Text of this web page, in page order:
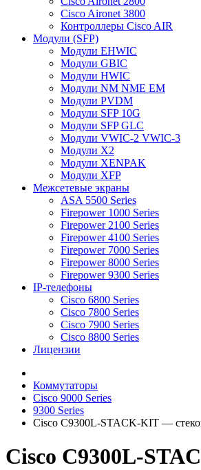
Cisco Aironet 3800
Контроллеры Cisco AIR
Модули (SFP)
Модули EHWIC
Модули GBIC
Модули HWIC
Модули NM NME EM
Модули PVDM
Модули SFP 10G
Модули SFP GLC
Модули VWIC-2 VWIC-3
Модули X2
Модули XENPAK
Модули XFP
Межсетевые экраны
ASA 5500 Series
Firepower 1000 Series
Firepower 2100 Series
Firepower 4100 Series
Firepower 7000 Series
Firepower 8000 Series
Firepower 9300 Series
IP-телефоны
Cisco 6800 Series
Cisco 7800 Series
Cisco 7900 Series
Cisco 8800 Series
Лицензии
Коммутаторы
Cisco 9000 Series
9300 Series
Cisco C9300L-STACK-KIT —
Cisco C9300L-